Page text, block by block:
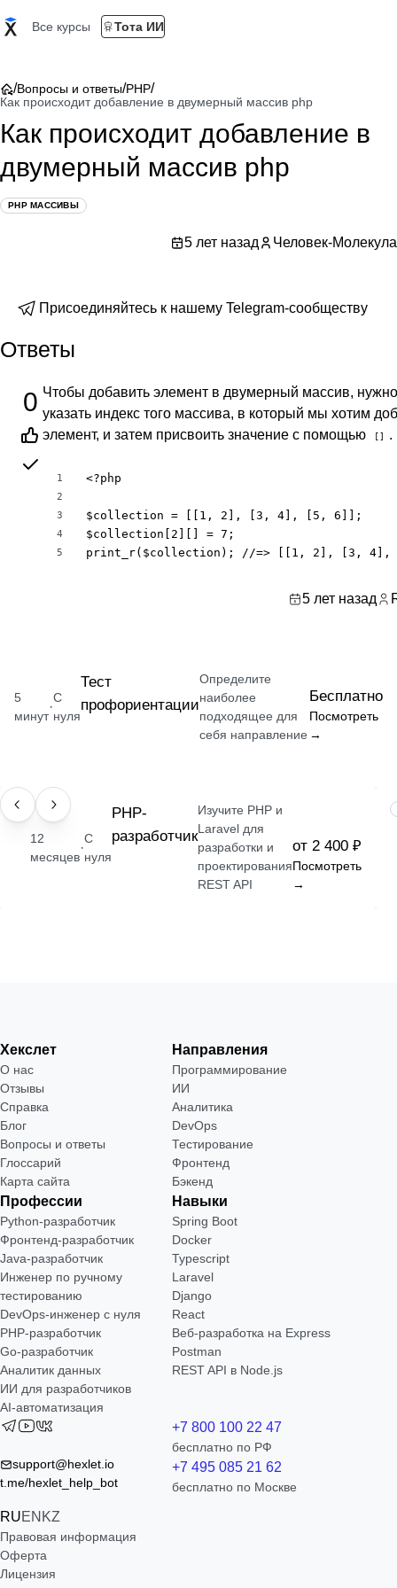
Все курсы Тота ИИ
/Вопросы и ответы/PHP/
Как происходит добавление в двумерный массив php
Как происходит добавление в
двумерный массив php
PHP МАССИВЫ
5 лет назад Человек-Молекула
Присоединяйтесь к нашему Telegram-сообществу
Ответы
0 Чтобы добавить элемент в двумерный массив,
указать индекс того массива, в который мы хотим
элемент, и затем присвоить значение с помощью
[] .
1
2
3
4
5
<?php
$collection = [[1, 2], [3, 4], [5, 6]];
$collection[2][] = 7;
print_r($collection); //=> [[1, 2], [3,
5 лет назад
5
минут
·
С
нуля
Тест
профориентации
Определите
наиболее
подходящее для
себя направление
Бесплатно
Посмотреть
→
ПРОФЕССИЯ
12
месяцев
·
С
нуля
РНР-
разработчик
Изучите PHP и
Laravel для
разработки и
проектирования
REST API
от 2 400 ₽
Посмотреть
→
Хекслет
О нас
Отзывы
Справка
Блог
Вопросы и ответы
Глоссарий
Карта сайта
Направления
Программирование
ИИ
Аналитика
DevOps
Тестирование
Фронтенд
Бэкенд
Профессии
Python-разработчик
Фронтенд-разработчик
Java-разработчик
Инженер по ручному
тестированию
DevOps-инженер с нуля
РНР-разработчик
Go-разработчик
Аналитик данных
ИИ для разработчиков
AI-автоматизация
Навыки
Spring Boot
Docker
Typescript
Laravel
Django
React
Веб-разработка на Express
Postman
REST API в Node.js
support@hexlet.io
t.me/hexlet_help_bot
RUEN KZ
+7 800 100 22 47
бесплатно по РФ
+7 495 085 21 62
бесплатно по Москве
Правовая информация
Оферта
Лицензия